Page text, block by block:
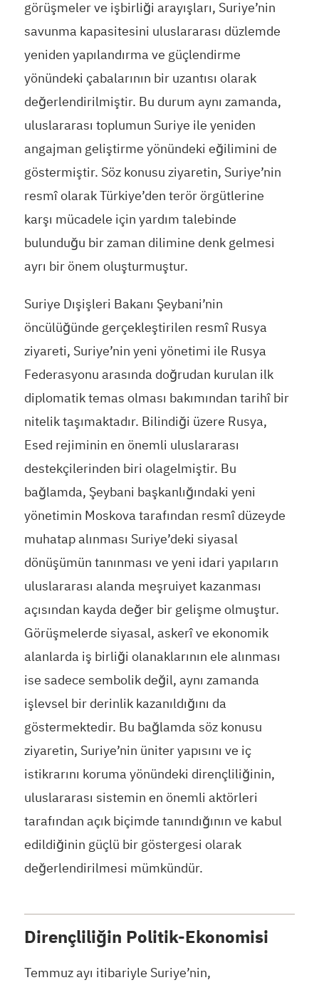
görüşmeler ve işbirliği arayışları, Suriye’nin
savunma kapasitesini uluslararası düzlemde
yeniden yapılandırma ve güçlendirme
yönündeki çabalarının bir uzantısı olarak
değerlendirilmiştir. Bu durum aynı zamanda,
uluslararası toplumun Suriye ile yeniden
angajman geliştirme yönündeki eğilimini de
göstermiştir. Söz konusu ziyaretin, Suriye’nin
resmî olarak Türkiye’den terör örgütlerine
karşı mücadele için yardım talebinde
bulunduğu bir zaman dilimine denk gelmesi
ayrı bir önem oluşturmuştur.
Suriye Dışişleri Bakanı Şeybani’nin
öncülüğünde gerçekleştirilen resmî Rusya
ziyareti, Suriye’nin yeni yönetimi ile Rusya
Federasyonu arasında doğrudan kurulan ilk
diplomatik temas olması bakımından tarihî bir
nitelik taşımaktadır. Bilindiği üzere Rusya,
Esed rejiminin en önemli uluslararası
destekçilerinden biri olagelmiştir. Bu
bağlamda, Şeybani başkanlığındaki yeni
yönetimin Moskova tarafından resmî düzeyde
muhatap alınması Suriye’deki siyasal
dönüşümün tanınması ve yeni idari yapıların
uluslararası alanda meşruiyet kazanması
açısından kayda değer bir gelişme olmuştur.
Görüşmelerde siyasal, askerî ve ekonomik
alanlarda iş birliği olanaklarının ele alınması
ise sadece sembolik değil, aynı zamanda
işlevsel bir derinlik kazanıldığını da
göstermektedir. Bu bağlamda söz konusu
ziyaretin, Suriye’nin üniter yapısını ve iç
istikrarını koruma yönündeki dirençliliğinin,
uluslararası sistemin en önemli aktörleri
tarafından açık biçimde tanındığının ve kabul
edildiğinin güçlü bir göstergesi olarak
değerlendirilmesi mümkündür.
Dirençliliğin Politik-Ekonomisi
Temmuz ayı itibariyle Suriye’nin,